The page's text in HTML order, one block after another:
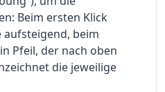
Beim ersten Klick
aufsteigend, beim
Pfeil, der nach oben
die jeweilige